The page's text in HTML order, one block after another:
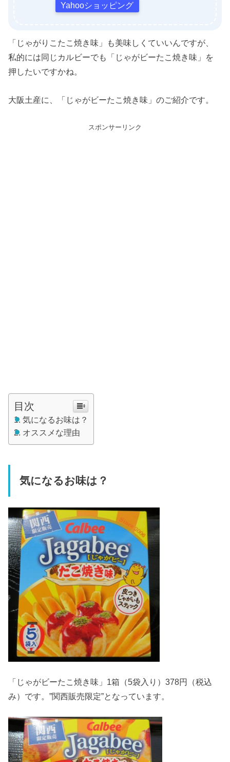
Yahooショッピング
「じゃがりこたこ焼き味」も美味しくていいんですが、
私的には同じカルビーでも「じゃがビーたこ焼き味」を
押したいですかね。
大阪土産に、「じゃがビーたこ焼き味」のご紹介です。
スポンサーリンク
目次
気になるお味は？
オススメな理由
気になるお味は？
「じゃがビーたこ焼き味」1箱（5袋入り）378円（税込
み）です。”関西販売限定”となっています。